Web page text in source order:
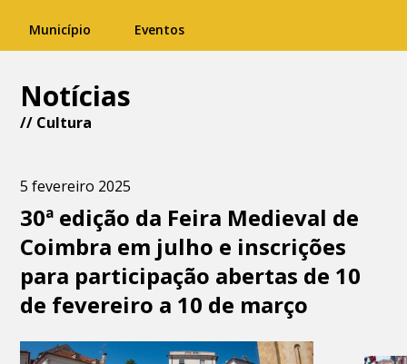
Município Eventos
Notícias
// Cultura
5 fevereiro 2025
30ª edição da Feira Medieval de
Coimbra em julho e inscrições
para participação abertas de 10
de fevereiro a 10 de março